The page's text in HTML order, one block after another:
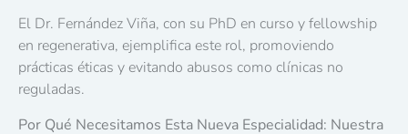
El Dr. Fernández Viña, con su PhD en curso y fellowship
en regenerativa, ejemplifica este rol, promoviendo
prácticas éticas y evitando abusos como clínicas no
reguladas.
Por Qué Necesitamos Esta Nueva Especialidad: Nuestra